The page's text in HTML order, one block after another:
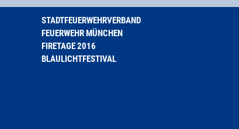
STADTFEUERWEHRVERBAND
FEUERWEHR MÜNCHEN
FIRETAGE 2016
BLAULICHTFESTIVAL